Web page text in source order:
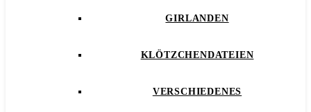
GIRLANDEN
KLÖTZCHENDATEIEN
VERSCHIEDENES